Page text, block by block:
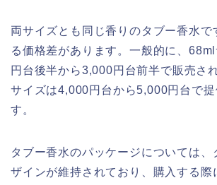
両サイズとも同じ香りのタブー香水で
る価格差があります。一般的に、
円台後半から3,000円台前半で販売さ
サイズは4,000円台から5,000円台で提
す。
タブー香水のパッケージについては、
ザインが維持されており、購入する際